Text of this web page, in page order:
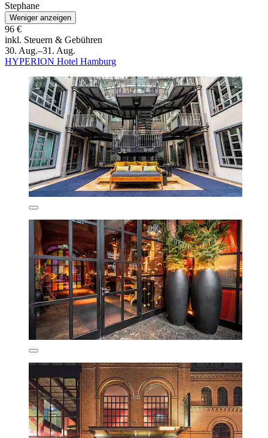
Stephane
Weniger anzeigen
96 €
inkl. Steuern & Gebühren
30. Aug.–31. Aug.
HYPERION Hotel Hamburg